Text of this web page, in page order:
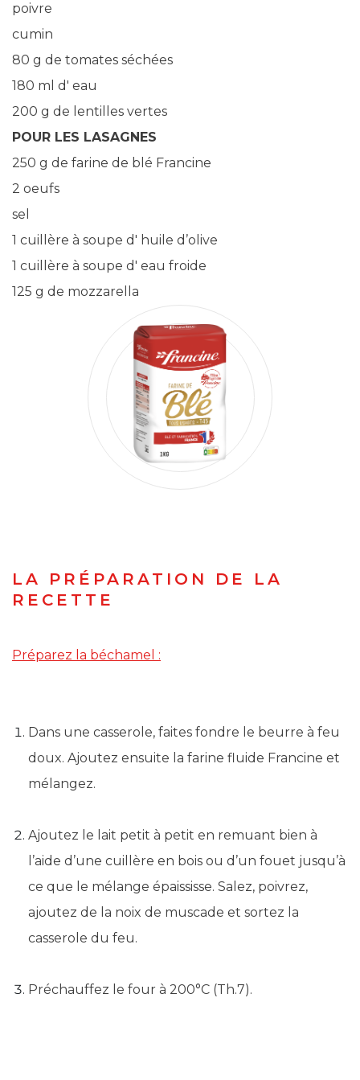
poivre
cumin
80 g de tomates séchées
180 ml d' eau
200 g de lentilles vertes
POUR LES LASAGNES
250 g de farine de blé Francine
2 oeufs
sel
1 cuillère à soupe d' huile d’olive
1 cuillère à soupe d' eau froide
125 g de mozzarella
LA PRÉPARATION DE LA
RECETTE
Préparez la béchamel :
Dans une casserole, faites fondre le beurre à feu
doux. Ajoutez ensuite la farine fluide Francine et
mélangez.
Ajoutez le lait petit à petit en remuant bien à
l’aide d’une cuillère en bois ou d’un fouet jusqu’à
ce que le mélange épaississe. Salez, poivrez,
ajoutez de la noix de muscade et sortez la
casserole du feu.
Préchauffez le four à 200°C (Th.7).